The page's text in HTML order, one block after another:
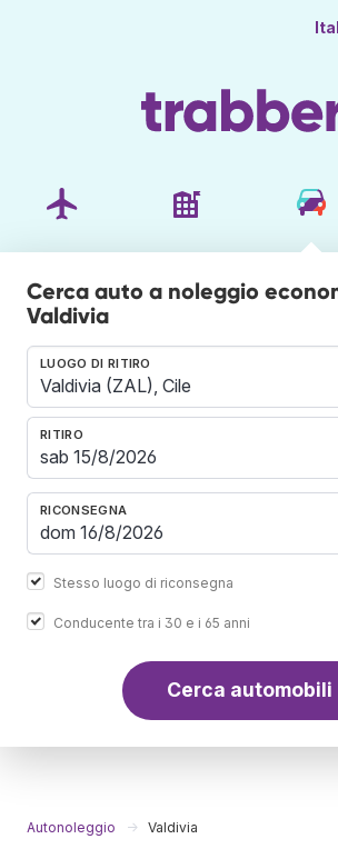
Cerca auto a noleggio
Valdivia
LUOGO DI RITIRO
RITIRO
RICONSEGNA
Stesso luogo di riconsegna
Conducente tra i 30 e i 65 anni
Cerca automobili
Autonoleggio Valdivia